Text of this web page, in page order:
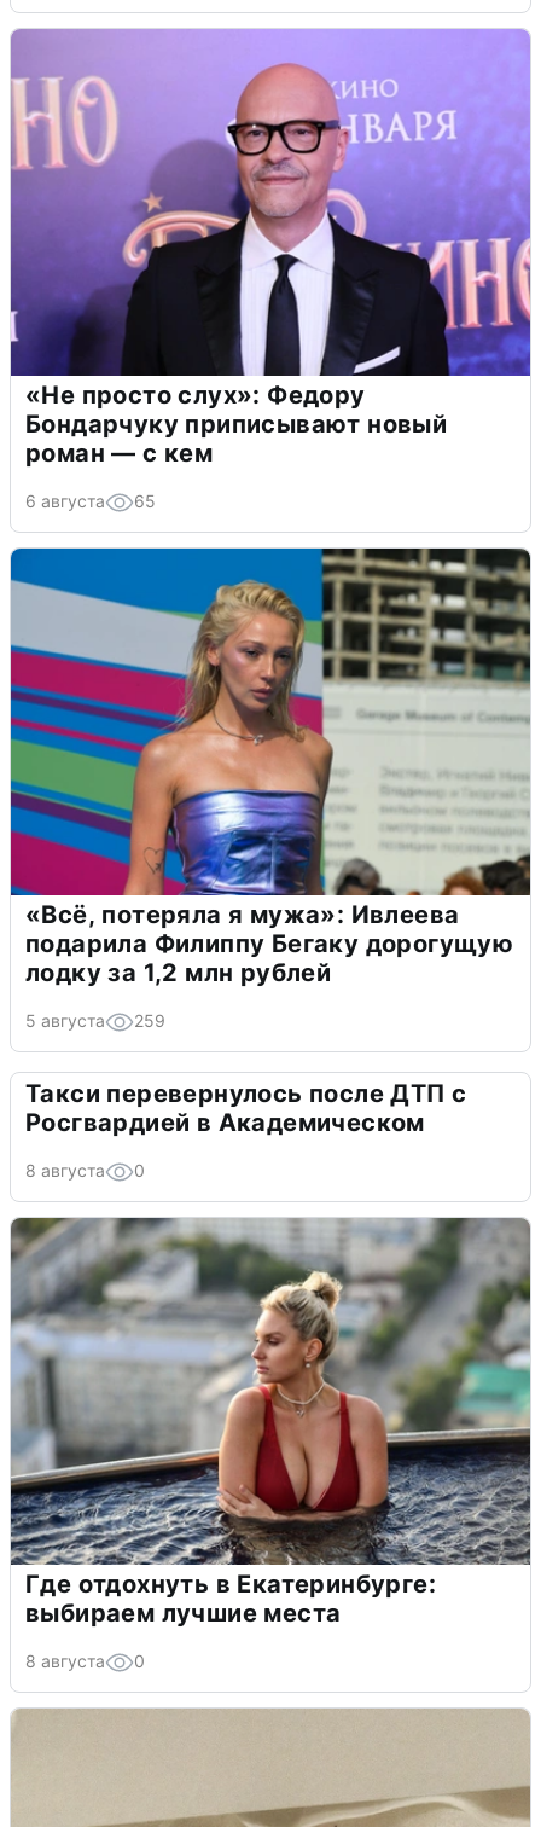
«Не просто слух»: Федору
Бондарчуку приписывают новый
роман — с кем
6 августа 65
«Всё, потеряла я мужа»: Ивлеева
подарила Филиппу Бегаку дорогущую
лодку за 1,2 млн рублей
5 августа 259
Такси перевернулось после ДТП с
Росгвардией в Академическом
8 августа 0
Где отдохнуть в Екатеринбурге:
выбираем лучшие места
8 августа 0